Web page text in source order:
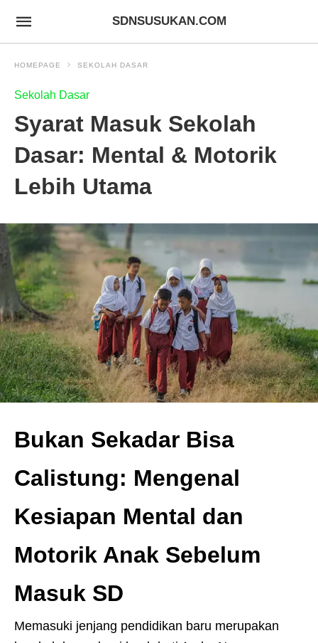
SDNSUSUKAN.COM
HOMEPAGE SEKOLAH DASAR
Sekolah Dasar
Syarat Masuk Sekolah
Dasar: Mental & Motorik
Lebih Utama
Bukan Sekadar Bisa
Calistung: Mengenal
Kesiapan Mental dan
Motorik Anak Sebelum
Masuk SD
Memasuki jenjang pendidikan baru merupakan